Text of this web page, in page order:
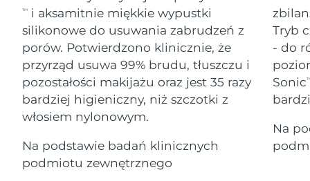
TM
i aksamitnie miękkie wypustki
silikonowe do usuwania zabrudzeń z
porów. Potwierdzono klinicznie, że
przyrząd usuwa 99% brudu, tłuszczu i
pozostałości makijażu oraz jest 35 razy
bardziej higieniczny, niż szczotki z
włosiem nylonowym.
Na podstawie badań klinicznych
podmiotu zewnętrznego
Tryb
- do
Sonic
Na
All revitalizing eye massagers
Advanced pore care essentials
Serum
For healthy hair
issa™ Teeth Whitening Gel
18% PAP
Kosmetyki Mężczyźni
Kupuj
Gibraltar
14/08/2026
Grecja
Oczekiwany czas dostawy
10/08/2026
SRA Hongkong
(Chiny)
Oczekiwany czas dostawy
11/08/2026
Oczekiwany czas dostawy